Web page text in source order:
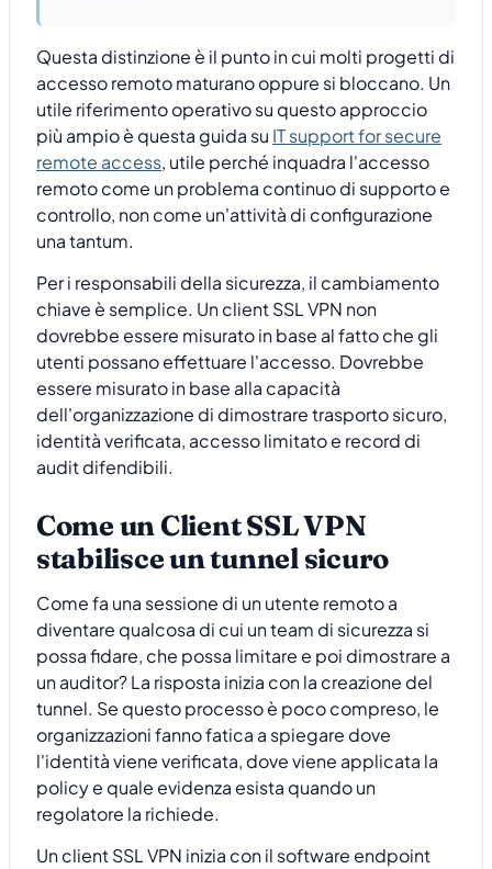
Questa distinzione è il punto in cui molti progetti di
accesso remoto maturano oppure si bloccano. Un
utile riferimento operativo su questo approccio
più ampio è questa guida su IT support for secure
remote access, utile perché inquadra l'accesso
remoto come un problema continuo di supporto e
controllo, non come un'attività di configurazione
una tantum.
Per i responsabili della sicurezza, il cambiamento
chiave è semplice. Un client SSL VPN non
dovrebbe essere misurato in base al fatto che gli
utenti possano effettuare l'accesso. Dovrebbe
essere misurato in base alla capacità
dell'organizzazione di dimostrare trasporto sicuro,
identità verificata, accesso limitato e record di
audit difendibili.
Come un Client SSL VPN
stabilisce un tunnel sicuro
Come fa una sessione di un utente remoto a
diventare qualcosa di cui un team di sicurezza si
possa fidare, che possa limitare e poi dimostrare a
un auditor? La risposta inizia con la creazione del
tunnel. Se questo processo è poco compreso, le
organizzazioni fanno fatica a spiegare dove
l'identità viene verificata, dove viene applicata la
policy e quale evidenza esista quando un
regolatore la richiede.
Un client SSL VPN inizia con il software endpoint